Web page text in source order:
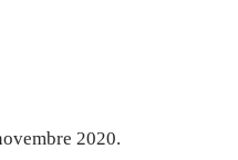
2020.